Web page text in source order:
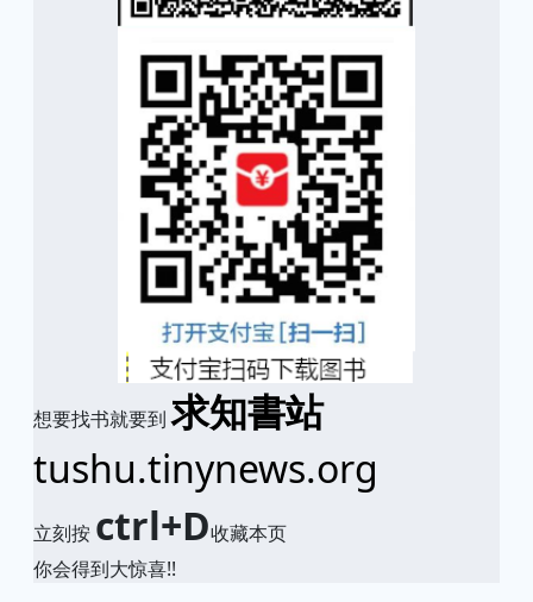
想要找书就要到求知書站
tushu.tinynews.org
立刻按 ctrl+D收藏本页
你会得到大惊喜!!